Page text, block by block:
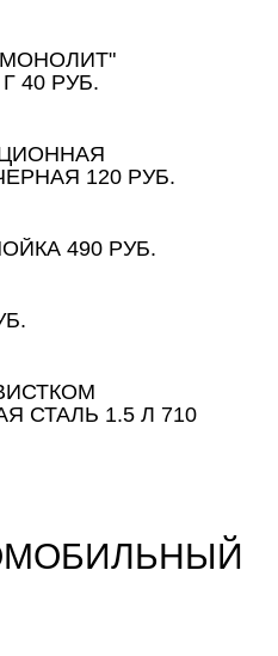
40 РУБ.
120 РУБ.
490 РУБ.
СТАЛЬ 1.5 Л 710